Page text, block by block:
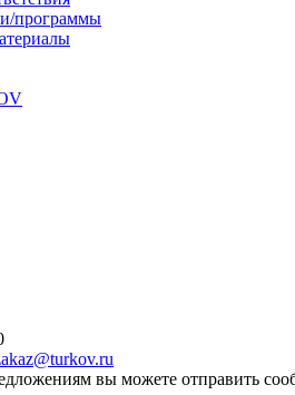
программы
вы можете отправить